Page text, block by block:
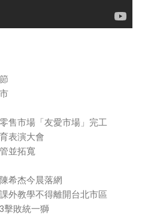
售市場「友愛市場」完工
表演大會
並拓寬
希杰今晨落網
外教學不得離開台北市區
擊敗統一獅